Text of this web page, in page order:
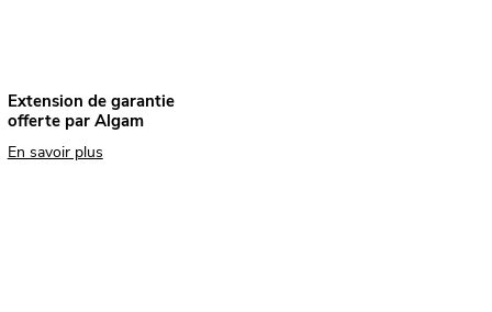
Extension de garantie
offerte par Algam
En savoir plus